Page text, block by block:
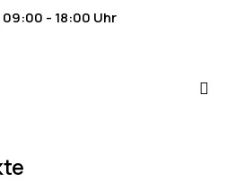
- 18:00 Uhr